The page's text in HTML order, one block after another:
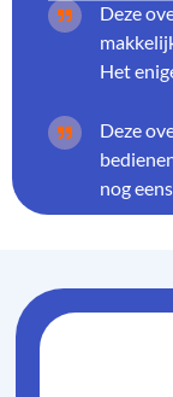
Deze
Het
Deze
nog